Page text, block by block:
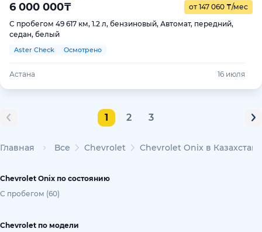
6 000 000₸ от 147 060 ₸/мес
С пробегом 49 617 км, 1.2 л, бензиновый, Автомат, передний,
седан, белый
Aster Check Осмотрено
Астана 16 июля
1 2 3
Главная Все Chevrolet Chevrolet Onix в Казахстане
Chevrolet Onix по состоянию
С пробегом (60)
Chevrolet по модели